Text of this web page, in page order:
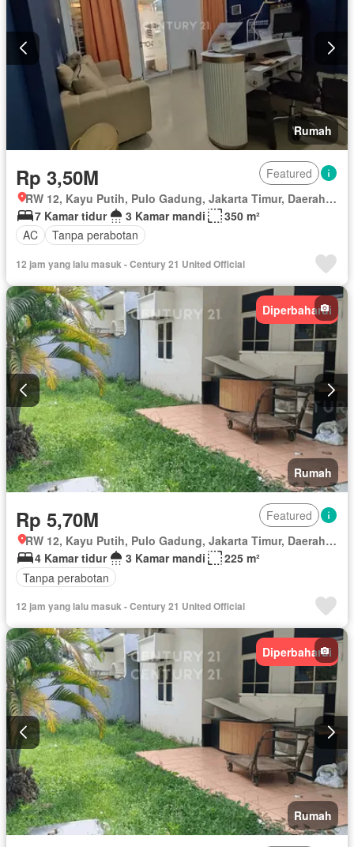
Rumah
Rp 3,50M
Featured
RW 12, Kayu Putih, Pulo Gadung, Jakarta Timur, Daerah Khusus Ibukota Jakarta
7 Kamar tidur
3 Kamar mandi
350 m²
AC
Tanpa perabotan
12 jam yang lalu masuk - Century 21 United Official
Diperbaharui
Rumah
Rp 5,70M
Featured
RW 12, Kayu Putih, Pulo Gadung, Jakarta Timur, Daerah Khusus Ibukota Jakarta
4 Kamar tidur
3 Kamar mandi
225 m²
Tanpa perabotan
12 jam yang lalu masuk - Century 21 United Official
Diperbaharui
Rumah